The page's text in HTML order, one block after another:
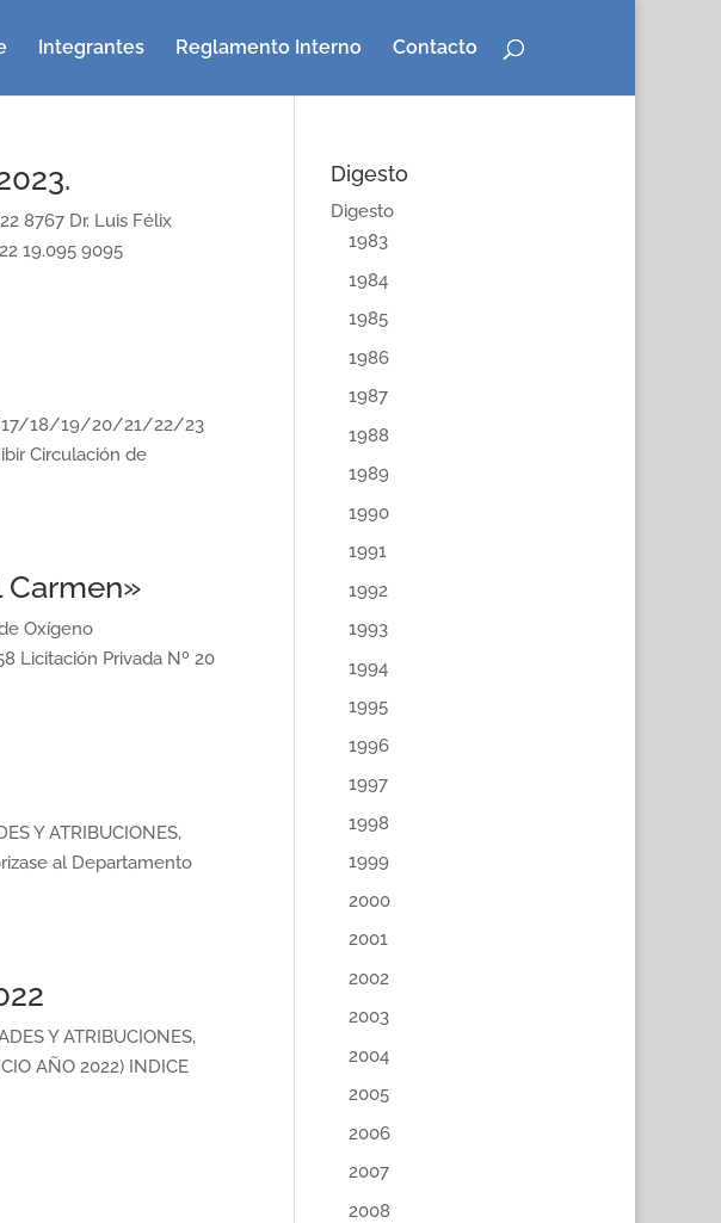
Integrantes Reglamento Interno Contacto
8767 Dr. Luis Félix
19.095 9095
17/18/19/20/21/22/23
Circulación de
Carmen»
Oxígeno
Licitación Privada Nº 20
Y ATRIBUCIONES,
al Departamento
Y ATRIBUCIONES,
AÑO 2022) INDICE
Digesto
Digesto
1983
1984
1985
1986
1987
1988
1989
1990
1991
1992
1993
1994
1995
1996
1997
1998
1999
2000
2001
2002
2003
2004
2005
2006
2007
2008